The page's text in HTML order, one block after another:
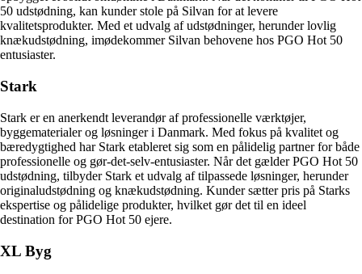
50 udstødning, kan kunder stole på Silvan for at levere
kvalitetsprodukter. Med et udvalg af udstødninger, herunder lovlig
knækudstødning, imødekommer Silvan behovene hos PGO Hot 50
entusiaster.
Stark
Stark er en anerkendt leverandør af professionelle værktøjer,
byggematerialer og løsninger i Danmark. Med fokus på kvalitet og
bæredygtighed har Stark etableret sig som en pålidelig partner for både
professionelle og gør-det-selv-entusiaster. Når det gælder PGO Hot 50
udstødning, tilbyder Stark et udvalg af tilpassede løsninger, herunder
originaludstødning og knækudstødning. Kunder sætter pris på Starks
ekspertise og pålidelige produkter, hvilket gør det til en ideel
destination for PGO Hot 50 ejere.
XL Byg